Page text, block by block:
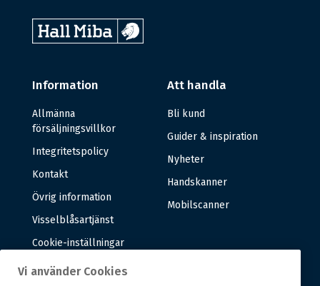
Information
Allmänna
försäljningsvillkor
Integritetspolicy
Kontakt
Övrig information
Visselblåsartjänst
Cookie-inställningar
Att handla
Bli kund
Guider & inspiration
Nyheter
Handskanner
Mobilscanner
Vi använder Cookies